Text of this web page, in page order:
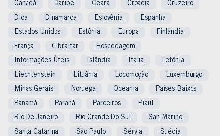
Canadá Caribe Ceará Croácia Cruzeiro
Dica Dinamarca Eslovênia Espanha
Estados Unidos Estônia Europa Finlândia
França Gibraltar Hospedagem
Informações Úteis Islândia Italia Letônia
Liechtenstein Lituânia Locomoção Luxemburgo
Minas Gerais Noruega Oceania Países Baixos
Panamá Paraná Parceiros Piauí
Rio De Janeiro Rio Grande Do Sul San Marino
Santa Catarina São Paulo Sérvia Suécia